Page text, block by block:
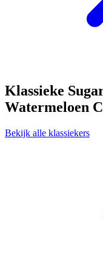
Klassieke
Watermeloen
Bekijk alle klassiekers